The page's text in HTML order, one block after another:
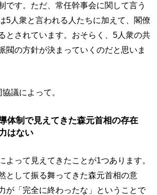
です。ただ、常任幹事会に関して言う
5人衆と言われる人たちに加えて、閣僚
とされています。おそらく、5人衆の共
閥の方針が決まっていくのだと思いま
議によって。
体制で見えてきた森元首相の存在
はない
よって見えてきたことが1つあります。
として振る舞ってきた森元首相の意
が「完全に終わったな」ということで